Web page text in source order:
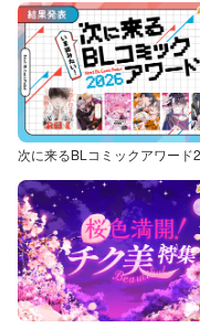
次に来るBLコミックアワード